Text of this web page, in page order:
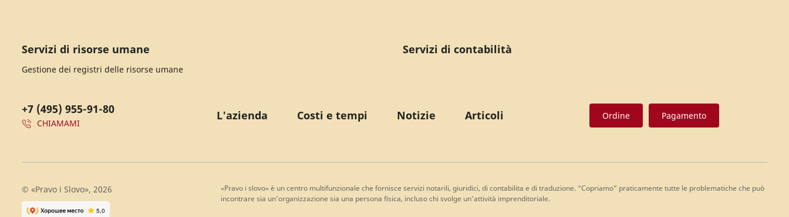
Servizi di risorse umane
Gestione dei registri delle risorse umane
Servizi di contabilità
+7 (495) 955-91-80
CHIAMAMI
L'azienda Costi e tempi Notizie Articoli Ordine Pagamento
© «Pravo i Slovo», 2026
«Pravo i slovo» è un centro multifunzionale che fornisce servizi notarili, giuridici, di contabilita e di traduzione. “Copriamo” praticamente tutte le problematiche che può
incontrare sia un’organizzazione sia una persona fisica, incluso chi svolge un’attività imprenditoriale.